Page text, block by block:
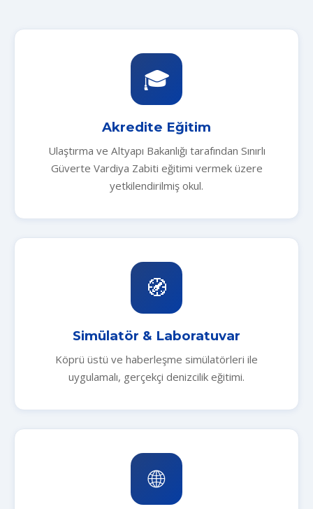
🎓
Akredite Eğitim
Ulaştırma ve Altyapı Bakanlığı tarafından Sınırlı
Güverte Vardiya Zabiti eğitimi vermek üzere
yetkilendirilmiş okul.
🧭
Simülatör & Laboratuvar
Köprü üstü ve haberleşme simülatörleri ile
uygulamalı, gerçekçi denizcilik eğitimi.
🌐